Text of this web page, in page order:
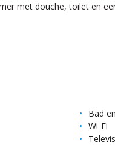
met douche, toilet en
Bad
Wi-Fi